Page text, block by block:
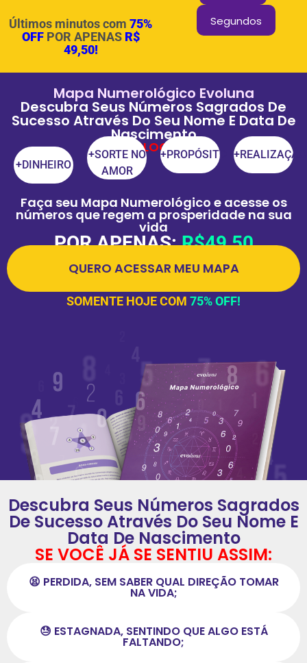
Últimos minutos com75%
OFFPOR APENAS R$
49,50!
Segundos
Mapa Numerológico Evoluna
Descubra Seus Números Sagrados De
Sucesso Através Do Seu Nome E Data De
Nascimento
DESBLOQUEIE
+DINHEIRO
+SORTE NO
AMOR
+PROPÓSITO +REALIZAÇÃO
Faça seu Mapa Numerológico e acesse os
números que regem a prosperidade na sua
vida
POR APENAS:R$49,50
QUERO ACESSAR MEU MAPA
SOMENTE HOJE COM 75% OFF!
Descubra Seus Números Sagrados
De Sucesso Através Do Seu Nome E
Data De Nascimento
SE VOCÊ JÁ SE SENTIU ASSIM:
😫 PERDIDA, SEM SABER QUAL DIREÇÃO TOMAR
NA VIDA;
😓 ESTAGNADA, SENTINDO QUE ALGO ESTÁ
FALTANDO;